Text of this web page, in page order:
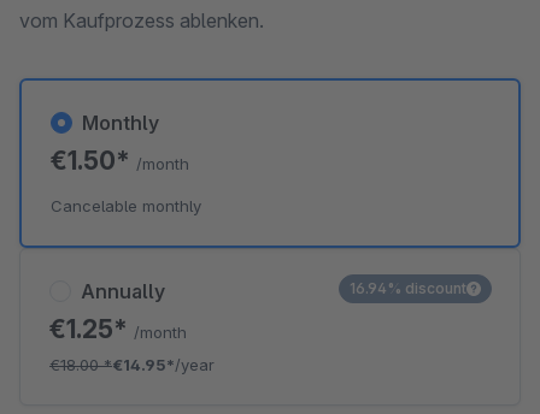
vom Kaufprozess ablenken.
Annually
€1.25* /month
€18.00*€14.95*/year
16.94% discount
Monthly
€1.50* /month
Cancelable monthly